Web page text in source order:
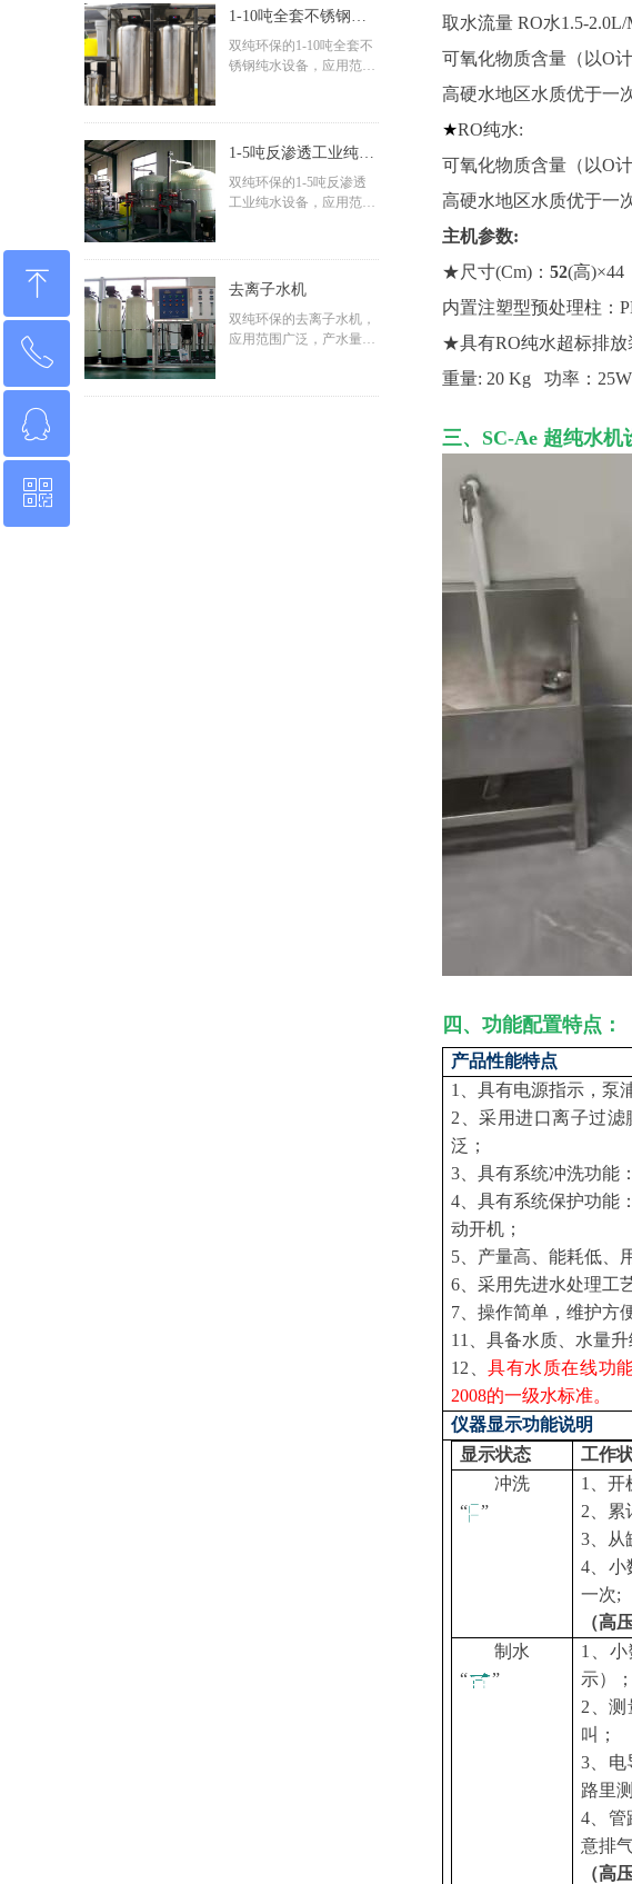
取水流量 RO水1.5-2.0L/
可氧化物质含量（以O
高硬水地区水质优于一
★RO纯水:
可氧化物质含量（以O
高硬水地区水质优于一
主机参数:
★尺寸(Cm)： 52(高)×44
内置注塑型预处理柱：
★具有RO纯水超标排放
重量: 20 Kg 功率： 25W
三、SC-Ae 超纯水机
四、功能配置特点：
产品性能特点
1、具有电源指示，泵
2、采用进口离子过
泛；
3、具有系统冲洗功能
4、具有系统保护功能
动开机；
5、产量高、能耗低、
6、采用先进水处理工
7、操作简单，维护方
11、具备水质、水量升
12、具有水质在线功
2008的一级水标准。
仪器显示功能说明
显示状态
工作
冲洗
“
”
1、开
2、累
3、从
4、小
一次;
（高
制水
“
”
1、
示）；
2、
叫；
3、电
路里
4、管
意排气
（高
新能源/半导体/芯片/锅炉/
医疗/生物/制药等行业，
支持成套纯水设备出口，
1-10吨全套不锈钢纯
水设备
双纯环保的1-10吨全套不
锈钢纯水设备，应用范围
适用范围：电镀/化工/电
子/清洗/新能源/半导体/芯
淡/工业/医疗/生物/制药等
行业，支持成套纯水设备
1-5吨反渗透工业纯水
设备
双纯环保的1-5吨反渗透
工业纯水设备，应用范围
适用范围：电镀/化工/电
子/清洗/新能源/半导体/芯
淡/工业/医疗/生物/制药等
行业，支持成套纯水设备
去离子水机
双纯环保的去离子水机，
应用范围广泛，产水量0.5
化工/电子/清洗/能源/锅炉/
ꁸ
回到顶部
ꂅ
189-2841-7159
ꁗ
1358024339
ꀥ